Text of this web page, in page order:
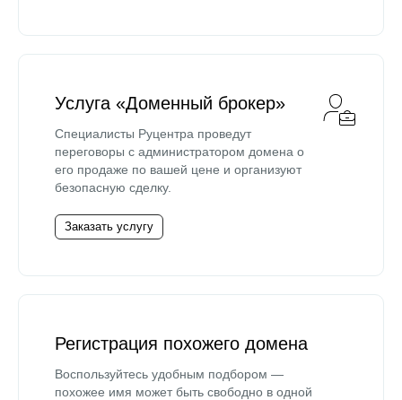
Услуга «Доменный брокер»
Специалисты Руцентра проведут
переговоры с администратором домена о
его продаже по вашей цене и организуют
безопасную сделку.
Заказать услугу
Регистрация похожего домена
Воспользуйтесь удобным подбором —
похожее имя может быть свободно в одной